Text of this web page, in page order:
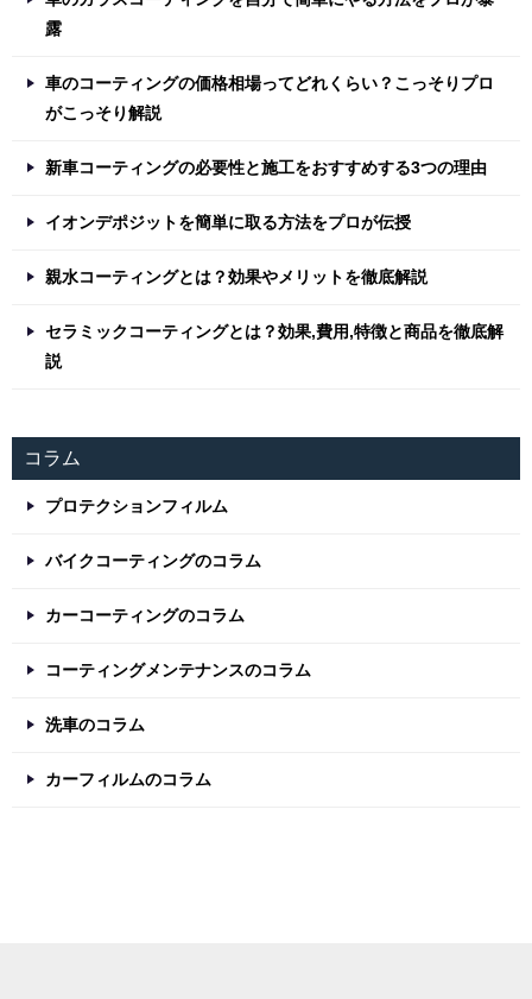
露
車のコーティングの価格相場ってどれくらい？こっそりプロ
がこっそり解説
新車コーティングの必要性と施工をおすすめする3つの理由
イオンデポジットを簡単に取る方法をプロが伝授
親水コーティングとは？効果やメリットを徹底解説
セラミックコーティングとは？効果,費用,特徴と商品を徹底解
説
コラム
プロテクションフィルム
バイクコーティングのコラム
カーコーティングのコラム
コーティングメンテナンスのコラム
洗車のコラム
カーフィルムのコラム